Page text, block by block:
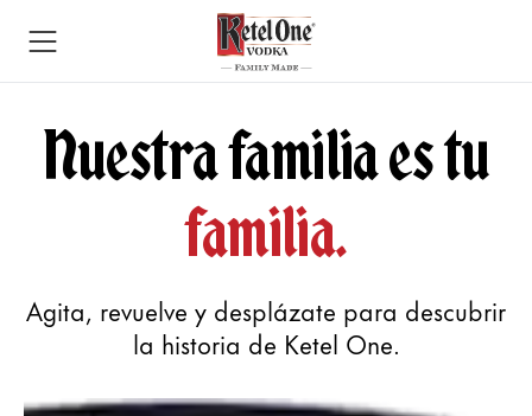
Nuestra familia es tu
familia.
Agita, revuelve y desplázate para descubrir
la historia de Ketel One.